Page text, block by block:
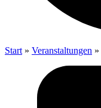
Start » Veranstaltungen »